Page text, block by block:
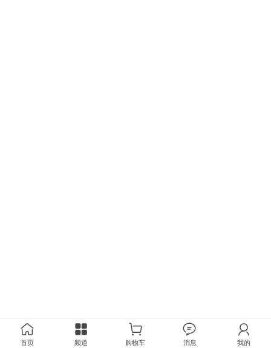
首页 频道 购物车 消息 我的